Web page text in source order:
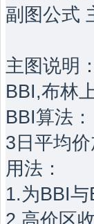
副图公式
主图说明
BBI,布林
BBI算法：
3日平均
用法：
1.为BBI与
2.高价区